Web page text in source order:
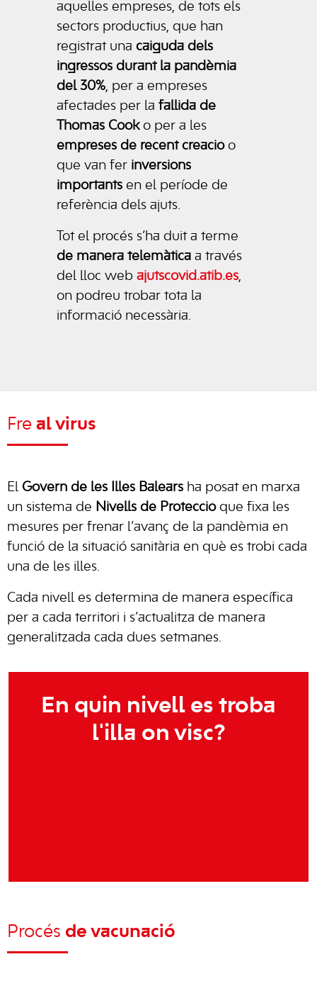
aquelles empreses, de tots els
sectors productius, que han
registrat una caiguda dels
ingressos durant la pandèmia
del 30%, per a empreses
afectades per la fallida de
Thomas Cooko per a les
empreses de recent creacióo
que van fer inversions
importants en el període de
referència dels ajuts.
Tot el procés s’ha duit a terme
de manera telemàtica a través
del lloc web ajutscovid.atib.es,
on podreu trobar tota la
informació necessària.
Fre al virus
El Govern de les Illes Balears ha posat en marxa
un sistema de Nivells de Proteccióque fixa les
mesures per frenar l’avanç de la pandèmia en
funció de la situació sanitària en què es trobi cada
una de les illes.
Cada nivell es determina de manera específica
per a cada territori i s’actualitza de manera
generalitzada cada dues setmanes.
En quin nivell es troba
l'illa on visc?
Procés de vacunació